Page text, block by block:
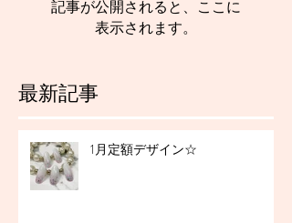
最新記事
記事が公開されると、ここに
表示されます。
1月定額デザイン☆